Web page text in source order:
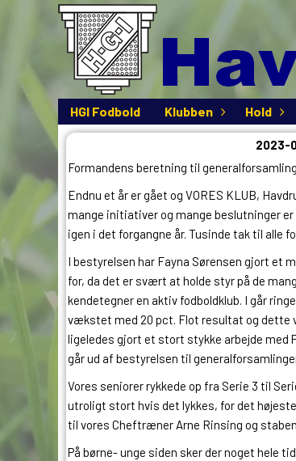
HGI Fodbold Klubben Hold
2023-
Formandens beretning til
Endnu et år er gået og VORES KLUB,
mange initiativer og mange beslutninger
igen i det forgangne år. Tusinde tak til alle
I bestyrelsen har Fayna Sørensen gjort et
for, da det er svært at holde styr på de
kendetegner en aktiv fodboldklub. I går
vækstet med 20 pct. Flot resultat og dette
ligeledes gjort et stort stykke arbejde med
går ud af bestyrelsen til
Vores seniorer rykkede op fra Serie 3 til
utroligt stort hvis det lykkes, for det
til vores Cheftræner Arne Rinsing og
På børne- unge siden sker der noget hele